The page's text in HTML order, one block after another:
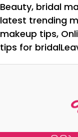
on
Beauty, bridal
latest trending
makeup tips,
tips for bridal